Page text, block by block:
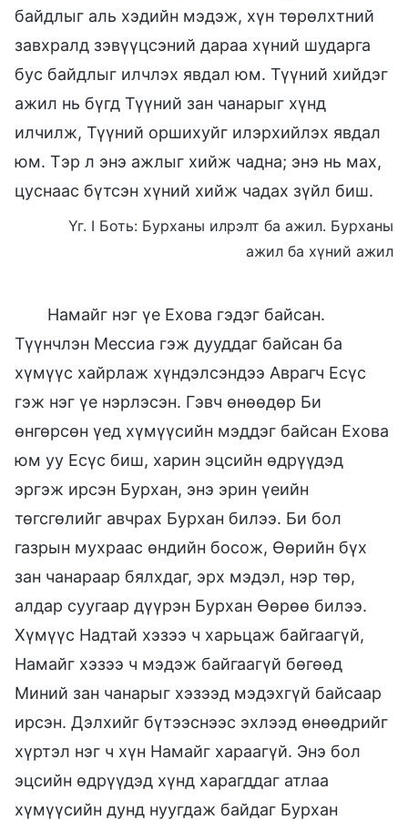
байдлыг аль хэдийн мэдэж, хүн төрөлхтний
завхралд зэвүүцсэний дараа хүний шударга
бус байдлыг илчлэх явдал юм. Түүний хийдэг
ажил нь бүгд Түүний зан чанарыг хүнд
илчилж, Түүний оршихуйг илэрхийлэх явдал
юм. Тэр л энэ ажлыг хийж чадна; энэ нь мах,
цуснаас бүтсэн хүний хийж чадах зүйл биш.
Үг. I Боть: Бурханы илрэлт ба ажил. Бурханы
ажил ба хүний ажил
Намайг нэг үе Ехова гэдэг байсан.
Түүнчлэн Мессиа гэж дууддаг байсан ба
хүмүүс хайрлаж хүндэлсэндээ Аврагч Есүс
гэж нэг үе нэрлэсэн. Гэвч өнөөдөр Би
өнгөрсөн үед хүмүүсийн мэддэг байсан Ехова
юм уу Есүс биш, харин эцсийн өдрүүдэд
эргэж ирсэн Бурхан, энэ эрин үеийн
төгсгөлийг авчрах Бурхан билээ. Би бол
газрын мухраас өндийн босож, Өөрийн бүх
зан чанараар бялхдаг, эрх мэдэл, нэр төр,
алдар суугаар дүүрэн Бурхан Өөрөө билээ.
Хүмүүс Надтай хэзээ ч харьцаж байгаагүй,
Намайг хэзээ ч мэдэж байгаагүй бөгөөд
Миний зан чанарыг хэзээд мэдэхгүй байсаар
ирсэн. Дэлхийг бүтээснээс эхлээд өнөөдрийг
хүртэл нэг ч хүн Намайг хараагүй. Энэ бол
эцсийн өдрүүдэд хүнд харагддаг атлаа
хүмүүсийн дунд нуугдаж байдаг Бурхан